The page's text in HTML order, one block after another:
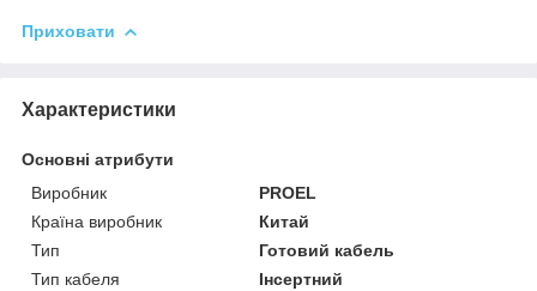
Приховати
Характеристики
Основні атрибути
Виробник
PROEL
Країна виробник
Китай
Тип
Готовий кабель
Тип кабеля
Інсертний